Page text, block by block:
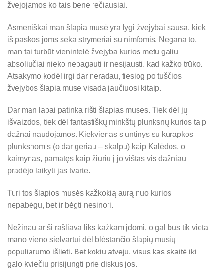
žvejojamos ko tais bene rečiausiai.
Asmeniškai man šlapia musė yra lygi žvejybai sausa, kiek
iš paskos joms seka strymeriai su nimfomis. Negana to,
man tai turbūt vienintelė žvejyba kurios metu galiu
absoliučiai nieko nepagauti ir nesijausti, kad kažko trūko.
Atsakymo kodėl irgi dar neradau, tiesiog po tuščios
žvejybos šlapia muse visada jaučiuosi kitaip.
Dar man labai patinka rišti šlapias muses. Tiek dėl jų
išvaizdos, tiek dėl fantastiškų minkštų plunksnų kurios taip
dažnai naudojamos. Kiekvienas siuntinys su kurapkos
plunksnomis (o dar geriau – skalpu) kaip Kalėdos, o
kaimynas, pamatęs kaip žiūriu į jo vištas vis dažniau
pradėjo laikyti jas tvarte.
Turi tos šlapios musės kažkokią aurą nuo kurios
nepabėgu, bet ir bėgti nesinori.
Nežinau ar ši rašliava liks kažkam įdomi, o gal bus tik vieta
mano vieno sielvartui dėl blėstančio šlapių musių
populiarumo išlieti. Bet kokiu atveju, visus kas skaitė iki
galo kviečiu prisijungti prie diskusijos.